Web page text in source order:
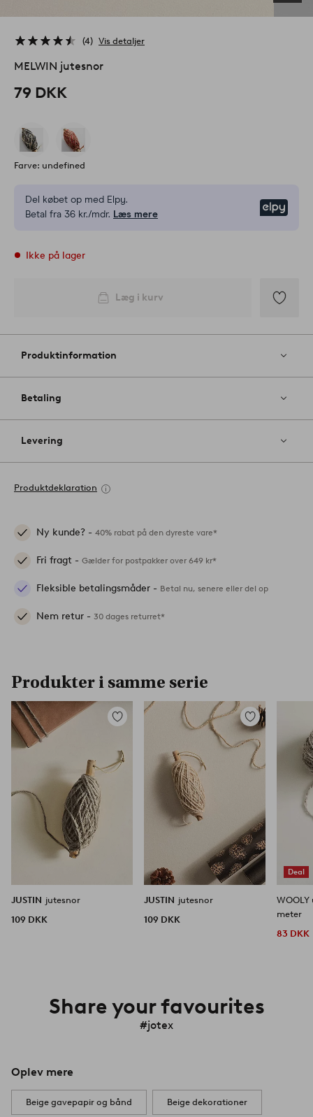
4 Vis detaljer
MELWIN jutesnor
79 DKK
Farve: undefined
Del købet op med Elpy.
Betal fra 36 kr./mdr. Læs mere
Ikke på lager
Læg i kurv
til
Produktinformation
Betaling
Levering
Produktdeklaration
Ny kunde? - 40% rabat på den dyreste vare*
Fri fragt - Gælder for postpakker over 649 kr*
Fleksible betalingsmåder - Betal nu, senere eller del op
Nem retur - 30 dages returret*
Produkter i samme serie
Tilføj
JUSTIN jutesnor
109 DKK
Tilføj
til
favoritter
JUSTIN jutesnor
109 DKK
Deal
meter
83 DKK
Share your favourites
#jotex
Oplev mere
Beige gavepapir og bånd Beige dekorationer